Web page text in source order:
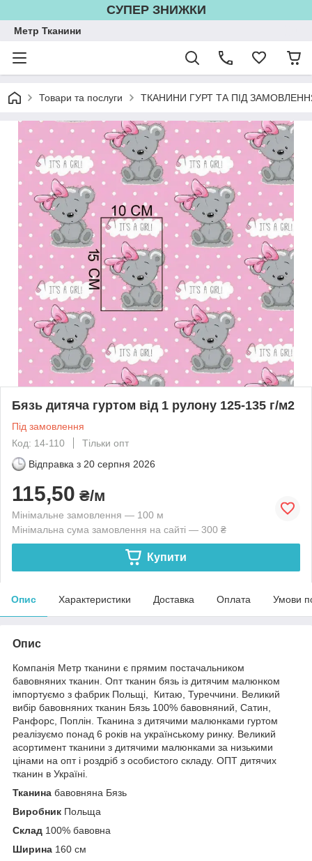
СУПЕР ЗНИЖКИ
Метр Тканини
Товари та послуги ТКАНИНИ ГУРТ ТА ПІД
Бязь дитяча гуртом від 1 рулону 125-135 г/м2
Під замовлення
Код: 14-110
Тільки опт
Відправка з 20 серпня 2026
115,50 ₴/м
Мінімальне замовлення — 100 м
Мінімальна сума замовлення на сайті — 300 ₴
Купити
Опис Характеристики Доставка Оплата Умови
Опис
Компанія Метр тканини є прямим постачальником
бавовняних тканин. Опт тканин бязь із дитячим малюнком
імпортуємо з фабрик Польщі, Китаю, Туреччини. Великий
вибір бавовняних тканин Бязь 100% бавовняний, Сатин,
Ранфорс, Поплін. Тканина з дитячими малюнками гуртом
реалізуємо понад 6 років на українському ринку. Великий
асортимент тканини з дитячими малюнками за низькими
цінами на опт і роздріб з особистого складу. ОПТ дитячих
тканин в Україні.
Тканина бавовняна Бязь
Виробник Польща
Склад 100% бавовна
Ширина 160 см